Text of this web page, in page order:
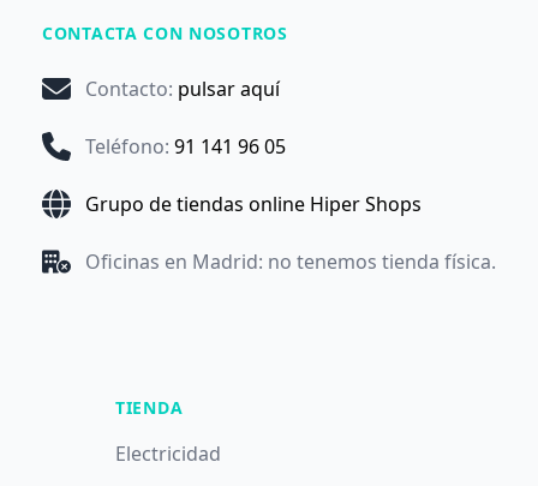
CONTACTA CON NOSOTROS
Contacto: pulsar aquí
Teléfono: 91 141 96 05
Grupo de tiendas online Hiper Shops
Oficinas en Madrid: no tenemos tienda física.
TIENDA
Electricidad